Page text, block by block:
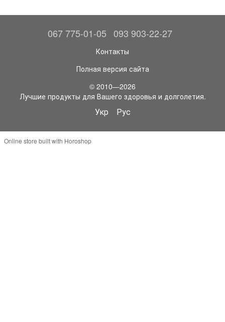
067 775-01-05 093 903-22-27
Контакты
Полная версия сайта
© 2010—2026
Лучшие продукты для Вашего здоровья и долголетия.
Укр Рус
Online store built with Horoshop